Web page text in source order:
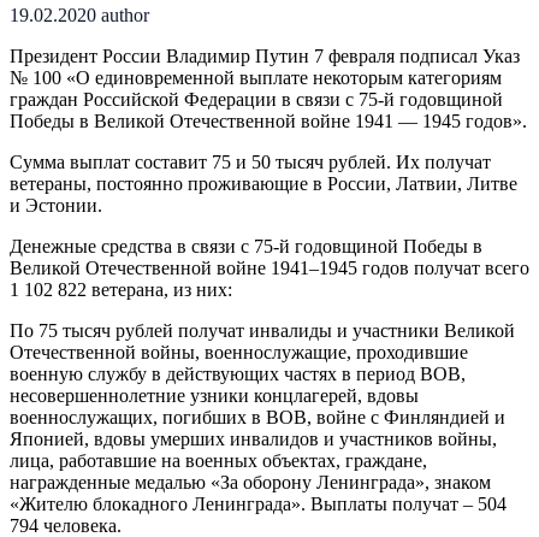
19.02.2020 author
Президент России Владимир Путин 7 февраля подписал Указ
№ 100 «О единовременной выплате некоторым категориям
граждан Российской Федерации в связи с 75-й годовщиной
Победы в Великой Отечественной войне 1941 — 1945 годов».
Сумма выплат составит 75 и 50 тысяч рублей. Их получат
ветераны, постоянно проживающие в России, Латвии, Литве
и Эстонии.
Денежные средства в связи с 75-й годовщиной Победы в
Великой Отечественной войне 1941–1945 годов получат всего
1 102 822 ветерана, из них:
По 75 тысяч рублей получат инвалиды и участники Великой
Отечественной войны, военнослужащие, проходившие
военную службу в действующих частях в период ВОВ,
несовершеннолетние узники концлагерей, вдовы
военнослужащих, погибших в ВОВ, войне с Финляндией и
Японией, вдовы умерших инвалидов и участников войны,
лица, работавшие на военных объектах, граждане,
награжденные медалью «За оборону Ленинграда», знаком
«Жителю блокадного Ленинграда». Выплаты получат – 504
794 человека.